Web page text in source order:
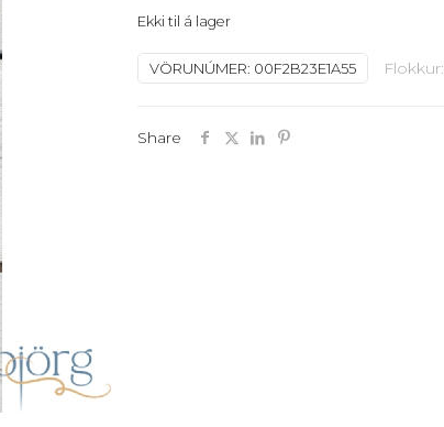
Ekki til á lager
VÖRUNÚMER: 00F2B23E1A55 Flokkur:
Share